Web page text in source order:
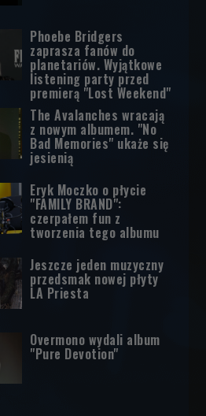
Phoebe Bridgers
zaprasza fanów do
planetariów. Wyjątkowe
listening party przed
premierą "Lost Weekend"
The Avalanches wracają
z nowym albumem. "No
Bad Memories" ukaże się
jesienią
Eryk Moczko o płycie
"FAMILY BRAND":
czerpałem fun z
tworzenia tego albumu
Jeszcze jeden muzyczny
przedsmak nowej płyty
LA Priesta
Overmono wydali album
"Pure Devotion"